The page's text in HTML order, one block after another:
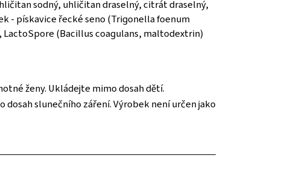
sodný, uhličitan draselný, citrát draselný,
- pískavice řecké seno (Trigonella foenum
(Bacillus coagulans, maltodextrin)
ženy. Ukládejte mimo dosah dětí.
slunečního záření. Výrobek není určen jako